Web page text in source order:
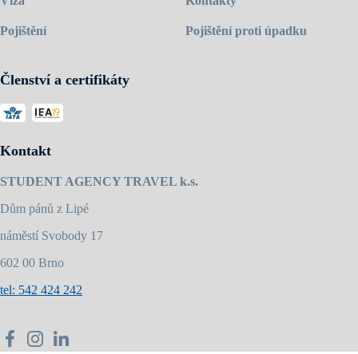
Pojištění Pojištění proti úpadku
Členství a certifikáty
Kontakt
STUDENT AGENCY TRAVEL k.s.
Dům pánů z Lipé
náměstí Svobody 17
602 00 Brno
tel: 542 424 242